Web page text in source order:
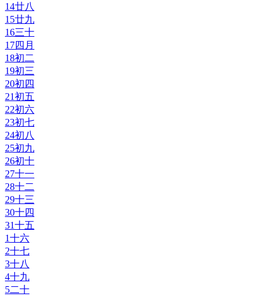
14廿八
15廿九
16三十
17四月
18初二
19初三
20初四
21初五
22初六
23初七
24初八
25初九
26初十
27十一
28十二
29十三
30十四
31十五
1十六
2十七
3十八
4十九
5二十